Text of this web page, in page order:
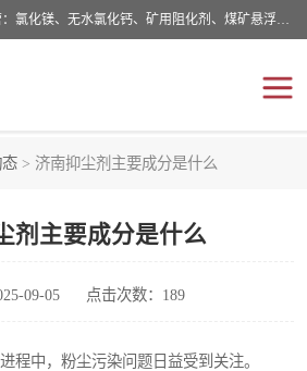
山东贝格曼化工有限公司主营：氯化镁、无水氯化钙、矿用阻化剂、煤矿悬浮剂、道路抑尘剂、氢氧化镁，防灭火剂等，公司位于山东省潍坊市滨海经济开发区,是专业从事对各种精细化工集研究、开发、制造于一体的现代化大型跨境化工企业，公司本着诚信经营、给每一位客户提供专业服务。
> 济南抑尘剂主要成分是什么
剂主要成分是什么
09-05 点击次数：189
程中，粉尘污染问题日益受到关注。
氯化钙
抑尘剂